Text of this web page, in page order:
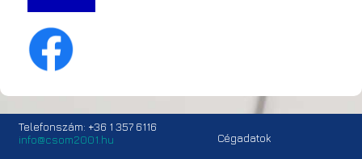
Telefonszám: +36 1 357 6116
info@csom2001.hu
Cégadatok